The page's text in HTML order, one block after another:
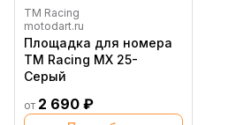
TM Racing
motodart.ru
Площадка для номера
TM Racing MX 25-
Серый
от 2 690 ₽